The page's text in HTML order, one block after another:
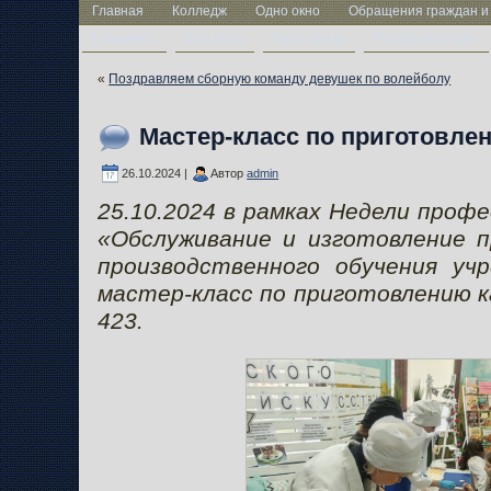
Главная Колледж Одно окно
Обращения граждан и
« Поздравляем сборную команду девушек по волейболу
Мастер-класс по
26.10.2024 | Авторadmin
25.10.2024 в рамках Недели
«Обслуживание и
производственного обучения
мастер-класс по приготовлению
423.